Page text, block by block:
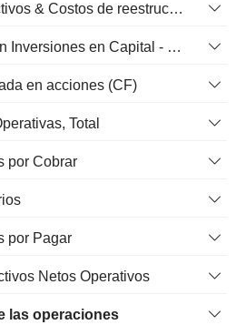
Depreciación de activos & Costos de reestructuración
(Ingreso) Pérdida en Inversiones en Capital - (CF)
en acciones (CF)
Total
por Cobrar
por Pagar
Netos Operativos
las operaciones